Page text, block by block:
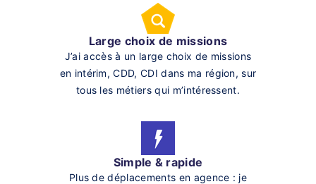
Large choix de missions
J’ai accès à un large choix de missions
en intérim, CDD, CDI dans ma région, sur
tous les métiers qui m’intéressent.
Simple & rapide
Plus de déplacements en agence : je